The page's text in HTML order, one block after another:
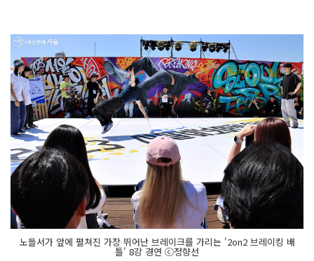
노들서가 앞에 펼쳐진 가장 뛰어난 브레이크를 가리는 '2on2 브레이킹 배
틀' 8강 경연 ⓒ정향선